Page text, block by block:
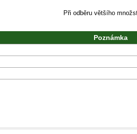
Při odběru většího
Poznámka